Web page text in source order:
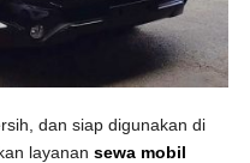
dan siap digunakan di
layanansewa mobil